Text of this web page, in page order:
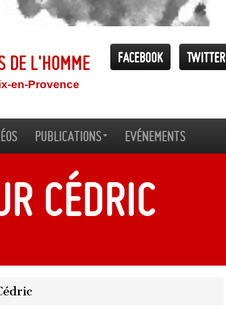
Twitter
Facebook
l'Homme
en-Provence
Publications Evénements
Cédric